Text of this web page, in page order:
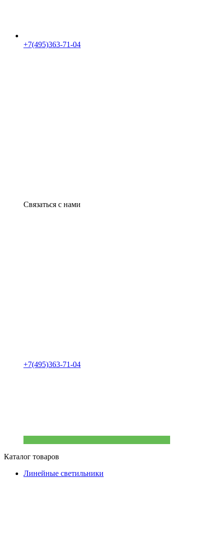
+7(495)363-71-04
Связаться с нами
+7(495)363-71-04
Каталог товаров
Линейные светильники